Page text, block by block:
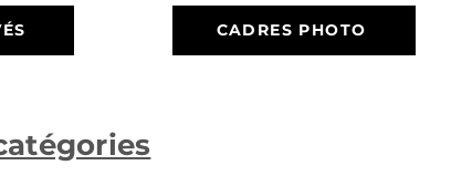
CADRES PHOTO